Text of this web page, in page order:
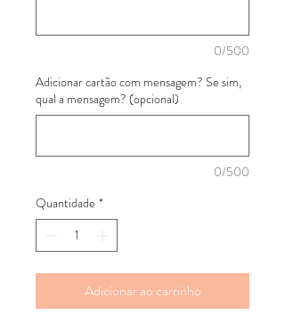
0/500
Adicionar cartão com mensagem? Se sim,
qual a mensagem? (opcional)
0/500
Quantidade *
Adicionar ao carrinho